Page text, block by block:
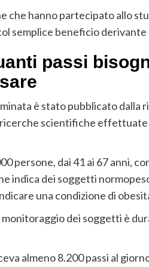
che hanno partecipato allo
semplice beneficio derivante
passi
è stato pubblicato dalla
scientifiche
persone, dai 41 ai 67 anni,
indica dei soggetti
una condizione di
dei soggetti è
almeno 8.200 passi al